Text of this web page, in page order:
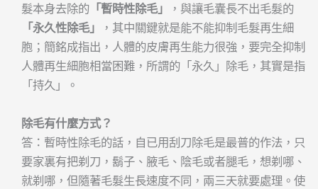
髮本身去除的 「暫時性除毛」
，與讓毛囊長不出毛髮的
「永久性除毛」
，其中關鍵就是能不能抑制毛髮再生細
胞；簡銘成指出，人體的皮膚再生能力很強，要完全抑制
人體再生細胞相當困難，所謂的「永久」除毛，其實是指
「持久」。
除毛有什麼方式？
答：暫時性除毛的話，自已用刮刀除毛是最普的作法，只
要家裏有把剃刀，鬍子、腋毛、陰毛或者腿毛，想剃哪、
就剃哪，但隨著毛髮生長速度不同，兩三天就要處理。使